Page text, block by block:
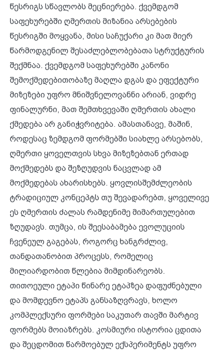
წესრიგს სწავლობს მეცნიერება. ქვემდგომ
საფეხურებში ღმერთის მიზანია არსებების
წესრიგში მოყვანა, მისი საჩუქარი კი მათ მიერ
წარმოდგენილ შესაძლებლობებათა სტრუქტურის
შექმნაა. ქვემდგომ საფეხურებში კანონი
შემოქმედებითობაზე მაღლა დგას და ეფექტური
მიზეზები უფრო მნიშვნელოვანნი არიან, ვიდრე
ფინალურნი, მათ შემთხვევაში ღმერთის ახალი
ქმედება არ განიჭვრიტება. ამასთანავე, მაშინ,
როდესაც ზემდგომ ფორმებში სიახლე არსებობს,
ღმერთი ყოველთვის სხვა მიზეზებთან ერთად
მოქმედებს და შეზღუდვის ნაცვლად ამ
მოქმედებას ახარისხებს. ყოვლისშემძლეობის
ტრადიციულ კონცეპტს თუ შევადარებთ, ყოველივე
ეს ღმერთის ძალას რამდენიმე მიმართულებით
ზღუდავს. თუმცა, ის შეესაბამება ევოლუციის
ჩვენეულ გაგებას, როგორც ხანგრძლივ,
თანდათანობით პროცესს, რომელიც
მილიარდობით წლებია მიმდინარეობს.
თითოეული ეტაპი წინარე ეტაპზეა დაფუძნებული
და მომდევნო ეტაპს განსაზღვრავს, ხოლო
კომპლექსური ფორმები საკუთარ თავში მარტივ
ფორმებს მოიაზრებს. კოსმიური ისტორია ცდითა
და შეცდომით წარმოებულ ექსპერიმენტს უფრო